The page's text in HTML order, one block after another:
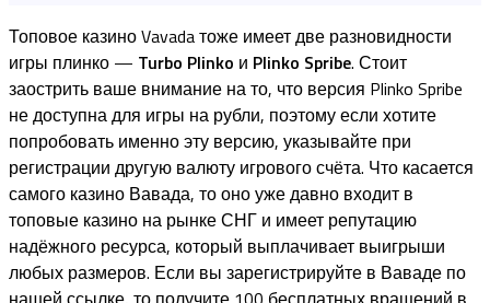
Топовое казино Vavada тоже имеет две разновидности
игры плинко — Turbo Plinko и Plinko Spribe. Стоит
заострить ваше внимание на то, что версия Plinko Spribe
не доступна для игры на рубли, поэтому если хотите
попробовать именно эту версию, указывайте при
регистрации другую валюту игрового счёта. Что касается
самого казино Вавада, то оно уже давно входит в
топовые казино на рынке СНГ и имеет репутацию
надёжного ресурса, который выплачивает выигрыши
любых размеров. Если вы зарегистрируйте в Ваваде по